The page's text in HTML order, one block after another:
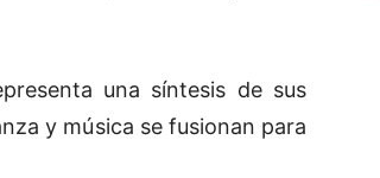
una síntesis de sus
y música se fusionan para